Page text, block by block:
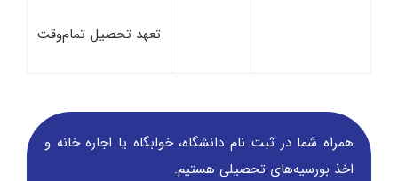
تعهد تحصیل تمام‌وقت
همراه شما در ثبت نام دانشگاه‌، خوابگاه یا اجاره خانه و
اخذ بورسیه‌های تحصیلی هستیم.